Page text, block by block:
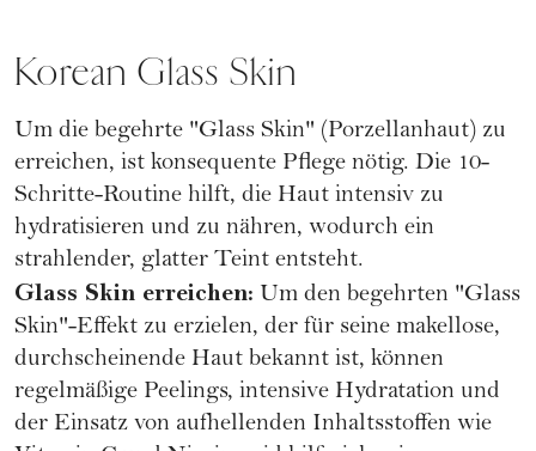
Korean Glass Skin
Um die begehrte "Glass Skin" (Porzellanhaut) zu
erreichen, ist konsequente Pflege nötig. Die 10-
Schritte-Routine hilft, die Haut intensiv zu
hydratisieren und zu nähren, wodurch ein
strahlender, glatter Teint entsteht.
Glass Skin erreichen: Um den begehrten "Glass
Skin"-Effekt zu erzielen, der für seine makellose,
durchscheinende Haut bekannt ist, können
regelmäßige Peelings, intensive Hydratation und
der Einsatz von aufhellenden Inhaltsstoffen wie